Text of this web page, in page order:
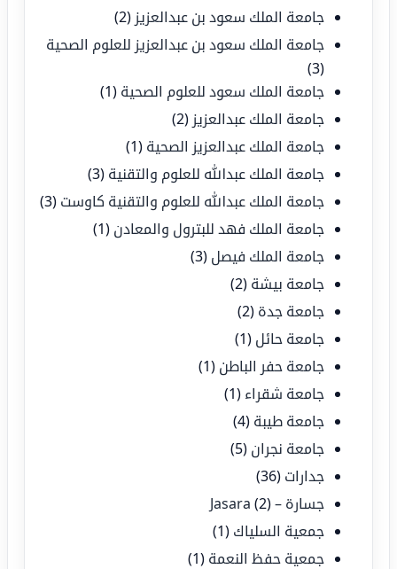
جامعة الملك سعود بن عبدالعزيز (2)
جامعة الملك سعود بن عبدالعزيز للعلوم الصحية
(3)
جامعة الملك سعود للعلوم الصحية (1)
جامعة الملك عبدالعزيز (2)
جامعة الملك عبدالعزيز الصحية (1)
جامعة الملك عبدالله للعلوم والتقنية (3)
جامعة الملك عبدالله للعلوم والتقنية كاوست (3)
جامعة الملك فهد للبترول والمعادن (1)
جامعة الملك فيصل (3)
جامعة بيشة (2)
جامعة جدة (2)
جامعة حائل (1)
جامعة حفر الباطن (1)
جامعة شقراء (1)
جامعة طيبة (4)
جامعة نجران (5)
جدارات (36)
جسارة – Jasara(2)
جمعية السلياك (1)
جمعية حفظ النعمة (1)